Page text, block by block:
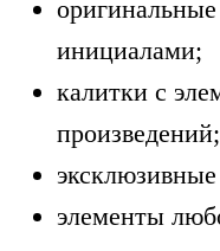
инициалами;
калитки с
произведений;
элементы